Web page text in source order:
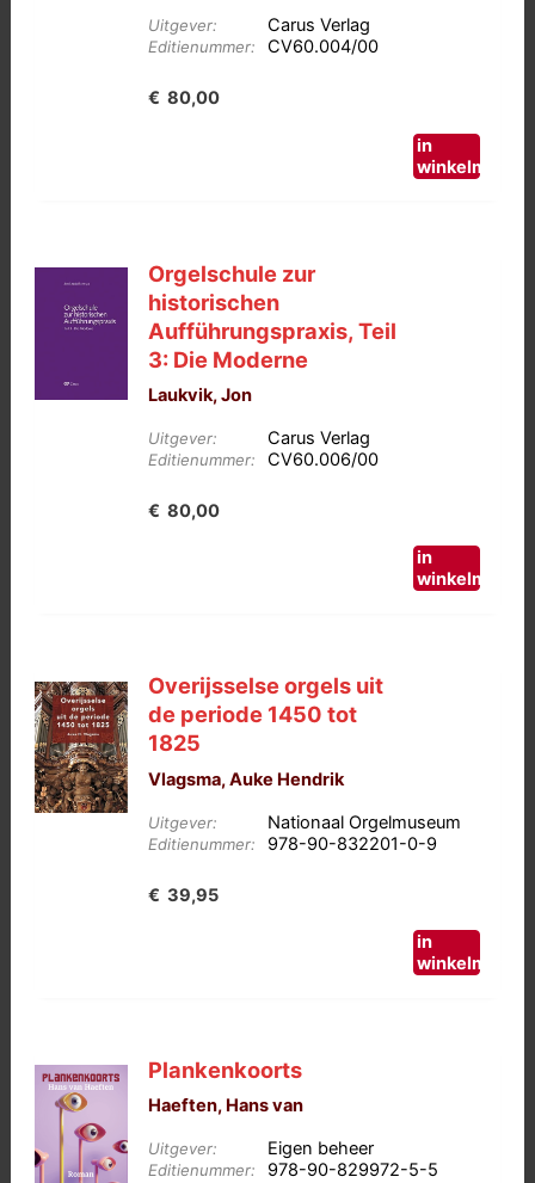
Uitgever: Carus Verlag
Editienummer: CV60.004/00
€ 80,00
in
winkelmand
Orgelschule zur
historischen
Aufführungspraxis, Teil
3: Die Moderne
Laukvik, Jon
Uitgever: Carus Verlag
Editienummer: CV60.006/00
€ 80,00
in
winkelmand
Overijsselse orgels uit
de periode 1450 tot
1825
Vlagsma, Auke Hendrik
Uitgever: Nationaal Orgelmuseum
Editienummer: 978-90-832201-0-9
€ 39,95
in
winkelmand
Plankenkoorts
Haeften, Hans van
Uitgever: Eigen beheer
Editienummer: 978-90-829972-5-5